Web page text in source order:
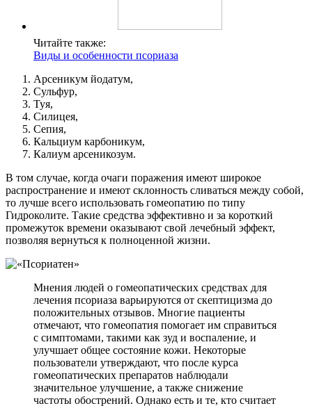
Читайте также:
Виды и особенности псориаза
Арсеникум йодатум,
Сульфур,
Туя,
Силицея,
Сепия,
Кальциум карбоникум,
Калиум арсеникозум.
В том случае, когда очаги поражения имеют широкое
распространение и имеют склонность сливаться между собой,
то лучше всего использовать гомеопатию по типу
Гидроколите. Такие средства эффективно и за короткий
промежуток времени оказывают свой лечебный эффект,
позволяя вернуться к полноценной жизни.
Мнения людей о гомеопатических средствах для
лечения псориаза варьируются от скептицизма до
положительных отзывов. Многие пациенты
отмечают, что гомеопатия помогает им справиться
с симптомами, такими как зуд и воспаление, и
улучшает общее состояние кожи. Некоторые
пользователи утверждают, что после курса
гомеопатических препаратов наблюдали
значительное улучшение, а также снижение
частоты обострений. Однако есть и те, кто считает